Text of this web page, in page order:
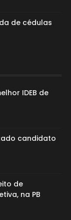
de cédulas
IDEB de
candidato
de
na PB